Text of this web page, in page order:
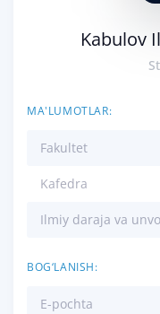
Kabulov
MA'LUMOTLAR:
Fakultet
Kafedra
Ilmiy daraja va
BOG‘LANISH:
E-pochta